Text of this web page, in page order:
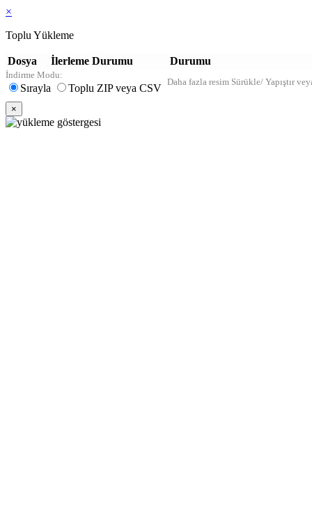
×
Toplu Yükleme
Dosya İlerleme Durumu Durumu
İndirme Modu:
Sırayla Toplu ZIP veya CSV
Daha fazla resim Sürükle/ Yapıştır
×